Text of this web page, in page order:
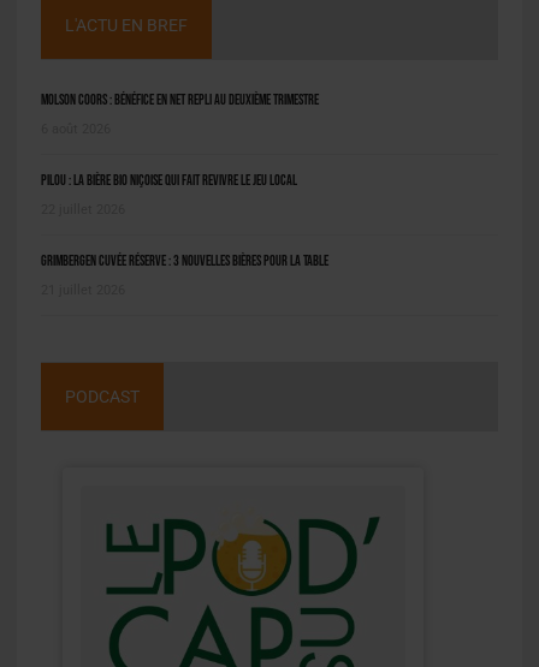
L'ACTU EN BREF
Molson Coors : bénéfice en net repli au deuxième trimestre
Pilou : la bière bio niçoise qui fait revivre le jeu local
Grimbergen Cuvée Réserve : 3 nouvelles bières pour la table
PODCAST